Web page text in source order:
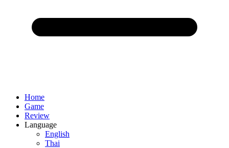
Home
Game
Review
Language
English
Thai